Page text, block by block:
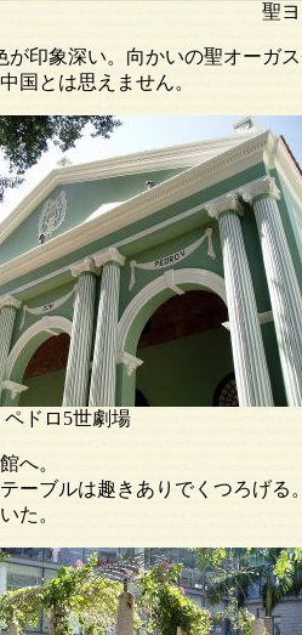
聖
深い。向かいの聖オーガス
とは思えません。
・ペドロ5世劇
。
ルは趣きありでくつろげる。
。